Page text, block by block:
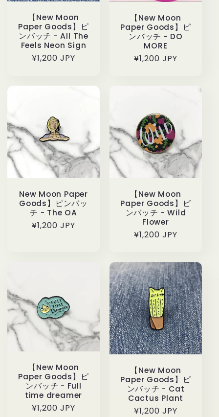
【New Moon
Paper Goods】ピ
ンバッチ - All The
Feels Neon Sign
通
¥1,200 JPY
【New Moon
Paper Goods】ピ
ンバッチ - DO
MORE
通
¥1,200 JPY
New Moon Paper
Goods】ピンバッ
チ - The OA
通
¥1,200 JPY
【New Moon
Paper Goods】ピ
ンバッチ - Wild
Flower
通
格
¥1,200 JPY
【New Moon
Paper Goods】ピ
ンバッチ - Full
time dreamer
通
¥1,200 JPY
【New Moon
Paper Goods】ピ
ンバッチ - Cat
Cactus Plant
通
¥1,200 JPY